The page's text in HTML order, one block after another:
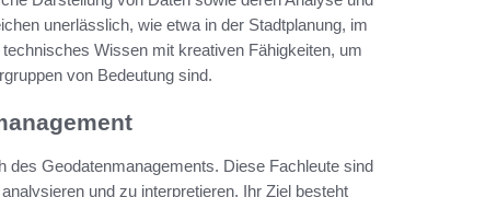
unerlässlich, wie etwa in der Stadtplanung, im
Wissen mit kreativen Fähigkeiten, um
von Bedeutung sind.
des Geodatenmanagements. Diese Fachleute sind
und zu interpretieren. Ihr Ziel besteht